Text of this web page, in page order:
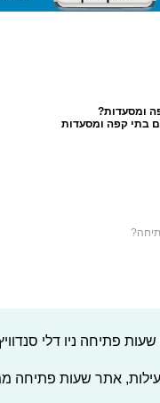
ומסעדות?
בתי קפה ומסעדות
פתיחה ניו דלי
אתר שעות פתיחה